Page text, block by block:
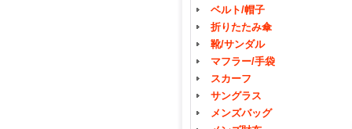
ベルト/帽子
折りたたみ傘
靴/サンダル
マフラー/手袋
スカーフ
サングラス
メンズバッグ